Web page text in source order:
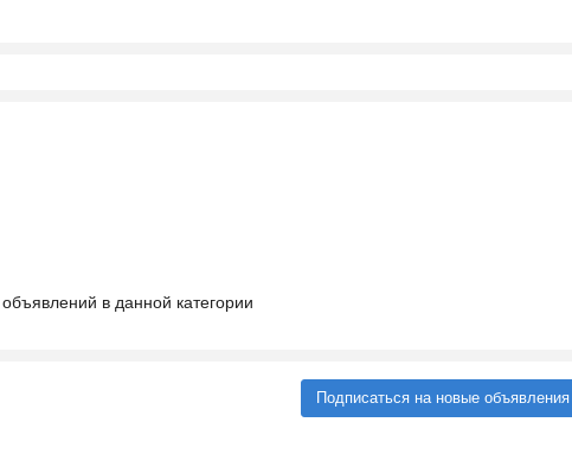
в данной категории
Подписаться на новые объявления